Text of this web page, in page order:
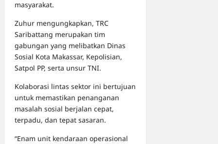
masyarakat.
Zuhur mengungkapkan, TRC
Saribattang merupakan tim
gabungan yang melibatkan Dinas
Sosial Kota Makassar, Kepolisian,
Satpol PP, serta unsur TNI.
Kolaborasi lintas sektor ini bertujuan
untuk memastikan penanganan
masalah sosial berjalan cepat,
terpadu, dan tepat sasaran.
“Enam unit kendaraan operasional